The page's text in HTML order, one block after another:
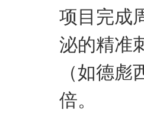
项目完成
泌的精准
（如德
倍。